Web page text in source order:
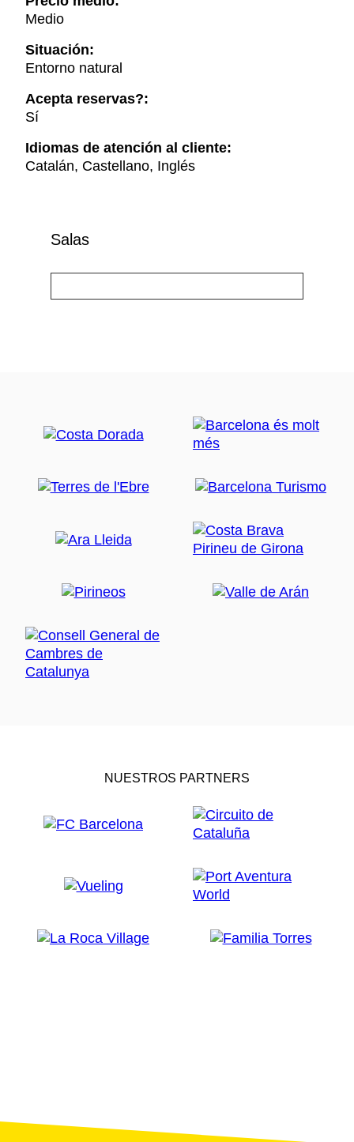
Medio
Situación:
Entorno natural
Acepta reservas?:
Sí
Idiomas de atención al cliente:
Catalán, Castellano, Inglés
Salas
NUESTROS PARTNERS